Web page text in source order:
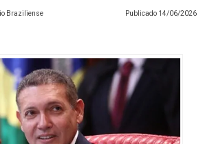
Braziliense Publicado 14/06/2026